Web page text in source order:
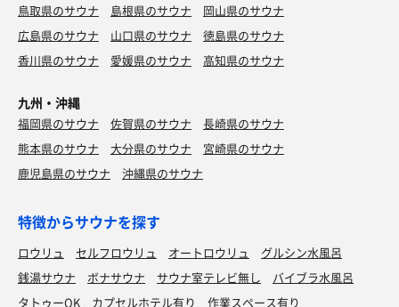
鳥取県のサウナ 島根県のサウナ
岡山県のサウナ
広島県のサウナ
山口県のサウナ
徳島県のサウナ
香川県のサウナ
愛媛県のサウナ 高知県のサウナ
九州・沖縄
福岡県のサウナ 佐賀県のサウナ
長崎県のサウナ
熊本県のサウナ
大分県のサウナ
宮崎県のサウナ
鹿児島県のサウナ
沖縄県のサウナ
特徴からサウナを探す
ロウリュ セルフロウリュ オートロウリュ
グルシン水風呂
銭湯サウナ
ボナサウナ サウナ室テレビ無し
バイブラ水風呂
タトゥーOK
カプセルホテル有り
作業スペース有り